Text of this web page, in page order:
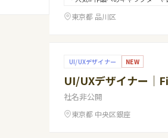
東京都 品川区
UI/UXデザイナー NEW
UI/UXデザイナー｜
社名非公開
東京都 中央区銀座